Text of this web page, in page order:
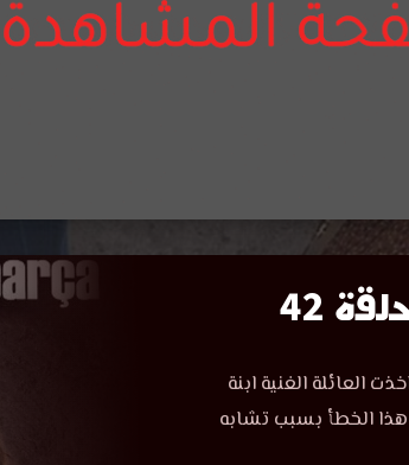
42
العائلة الغنية ابنة
هذا الخطأ بسبب تشابه